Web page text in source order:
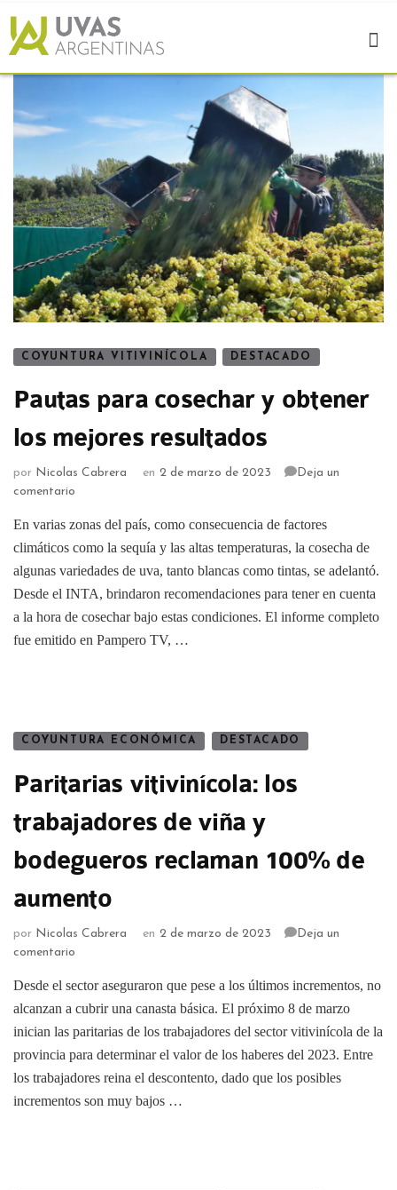
COYUNTURA VITIVINÍCOLA DESTACADO
Pautas para cosechar y obtener
los mejores resultados
por Nicolas Cabrera en 2 de marzo de 2023
Deja un
comentario
En varias zonas del país, como consecuencia de factores
climáticos como la sequía y las altas temperaturas, la cosecha de
algunas variedades de uva, tanto blancas como tintas, se adelantó.
Desde el INTA, brindaron recomendaciones para tener en cuenta
a la hora de cosechar bajo estas condiciones. El informe completo
fue emitido en Pampero TV, …
COYUNTURA ECONÓMICA DESTACADO
Paritarias vitivinícola: los
trabajadores de viña y
bodegueros reclaman 100% de
aumento
por Nicolas Cabrera en 2 de marzo de 2023
Deja un
comentario
Desde el sector aseguraron que pese a los últimos incrementos, no
alcanzan a cubrir una canasta básica. El próximo 8 de marzo
inician las paritarias de los trabajadores del sector vitivinícola de la
provincia para determinar el valor de los haberes del 2023. Entre
los trabajadores reina el descontento, dado que los posibles
incrementos son muy bajos …